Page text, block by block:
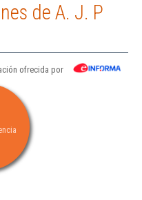
de A. J. P
ofrecida por